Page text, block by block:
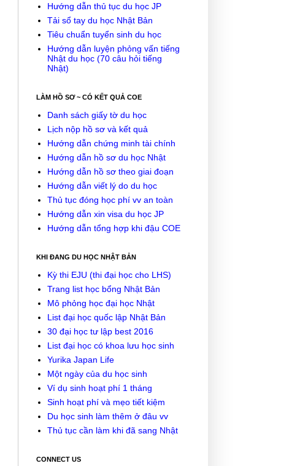
Hướng dẫn thủ tục du học JP
Tải sổ tay du học Nhật Bản
Tiêu chuẩn tuyển sinh du học
Hướng dẫn luyện phỏng vấn tiếng
Nhật du học (70 câu hỏi tiếng
Nhật)
LÀM HỒ SƠ ~ CÓ KẾT QUẢ COE
Danh sách giấy tờ du học
Lịch nộp hồ sơ và kết quả
Hướng dẫn chứng minh tài chính
Hướng dẫn hồ sơ du học Nhật
Hướng dẫn hồ sơ theo giai đoạn
Hướng dẫn viết lý do du học
Thủ tục đóng học phí vv an toàn
Hướng dẫn xin visa du học JP
Hướng dẫn tổng hợp khi đậu COE
KHI ĐANG DU HỌC NHẬT BẢN
Kỳ thi EJU (thi đại học cho LHS)
Trang list học bổng Nhật Bản
Mô phỏng học đại học Nhật
List đại học quốc lập Nhật Bản
30 đại học tư lập best 2016
List đại học có khoa lưu học sinh
Yurika Japan Life
Một ngày của du học sinh
Ví dụ sinh hoạt phí 1 tháng
Sinh hoạt phí và mẹo tiết kiệm
Du học sinh làm thêm ở đâu vv
Thủ tục cần làm khi đã sang Nhật
CONNECT US